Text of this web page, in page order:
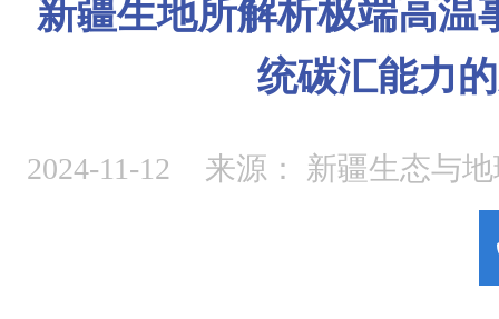
新疆生地所解析极端高温
统碳汇能力
2024-11-12 来源： 新疆生态与